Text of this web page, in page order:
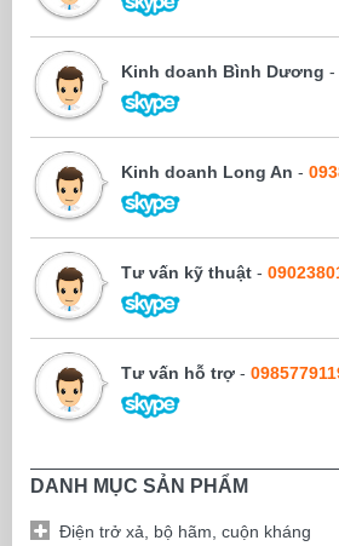
Kinh doanh Bình Dương -
Kinh doanh Long An -
Tư vấn kỹ thuật -
Tư vấn hỗ trợ -
DANH MỤC SẢN PHẨM
Điện trở xả, bộ hãm, cuộn kháng